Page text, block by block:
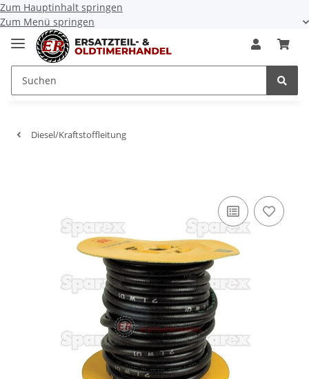
Zum Hauptinhalt springen
Zum Menü springen
Diesel/Kraftstoffleitung